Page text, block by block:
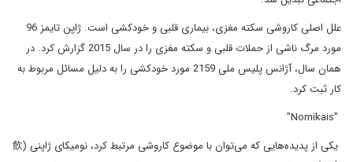
علل اصلی کاروشی سکته مغزی، بیماری قلبی و خودکشی است. ژاپن تایمز 96
مورد مرگ ناشی از حملات قلبی و سکته مغزی را در سال 2015 گزارش کرد. در
همان سال، آژانس پلیس ملی 2159 مورد خودکشی را به دلیل مسائل مربوط به
کار ثبت کرد.
"Nomikais"
یکی از پدیده‌هایی که می‌توان با موضوع کاروشی مرتبط کرد، نومیکای ژاپنی (飲